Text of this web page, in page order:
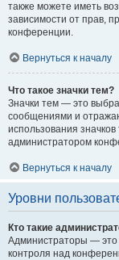
также можете иметь
зависимости от прав,
конференции.
Вернуться к началу
Что такое значки тем?
Значки тем — это
сообщениями и
использования
администратором
Вернуться к началу
Уровни
Кто такие
Администраторы —
контроля над